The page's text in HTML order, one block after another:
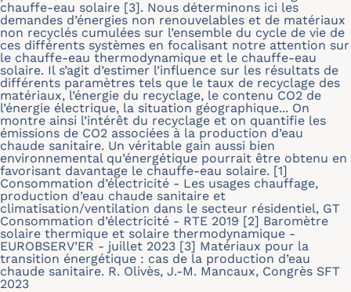
chauffe-eau solaire [3]. Nous déterminons ici les
demandes d’énergies non renouvelables et de matériaux
non recyclés cumulées sur l’ensemble du cycle de vie de
ces différents systèmes en focalisant notre attention sur
le chauffe-eau thermodynamique et le chauffe-eau
solaire. Il s’agit d’estimer l’influence sur les résultats de
différents paramètres tels que le taux de recyclage des
matériaux, l’énergie du recyclage, le contenu CO2 de
l’énergie électrique, la situation géographique... On
montre ainsi l’intérêt du recyclage et on quantifie les
émissions de CO2 associées à la production d’eau
chaude sanitaire. Un véritable gain aussi bien
environnemental qu’énergétique pourrait être obtenu en
favorisant davantage le chauffe-eau solaire. [1]
Consommation d’électricité - Les usages chauffage,
production d’eau chaude sanitaire et
climatisation/ventilation dans le secteur résidentiel, GT
Consommation d’électricité - RTE 2019 [2] Baromètre
solaire thermique et solaire thermodynamique -
EUROBSERV’ER - juillet 2023 [3] Matériaux pour la
transition énergétique : cas de la production d’eau
chaude sanitaire. R. Olivès, J.-M. Mancaux, Congrès SFT
2023